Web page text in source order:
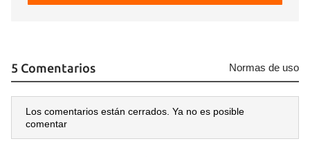
5 Comentarios Normas de uso
Los comentarios están cerrados. Ya no es posible
comentar